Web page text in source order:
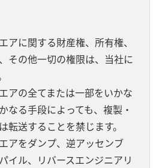
アに関する財産権、所有権、
その他一切の権限は、当社に
アの全てまたは一部をいかな
なる手段によっても、複製・
転送することを禁じます。
アをダンプ、逆アッセンブ
イル、リバースエンジニアリ